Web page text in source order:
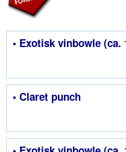
• Exotisk vinbowle (ca.
• Claret punch